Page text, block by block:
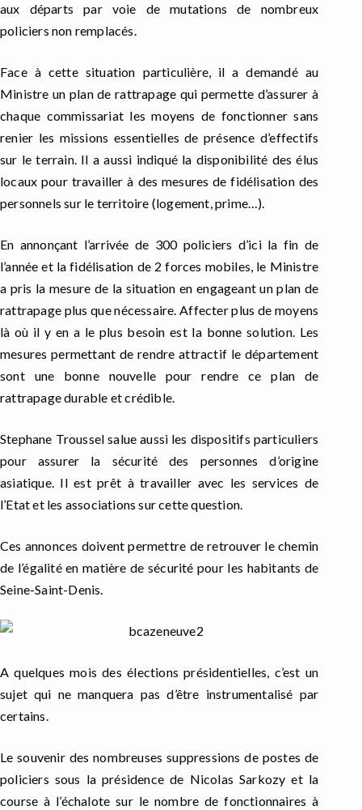
aux départs par voie de mutations de nombreux
policiers non remplacés.
Face à cette situation particulière, il a demandé au
Ministre un plan de rattrapage qui permette d’assurer à
chaque commissariat les moyens de fonctionner sans
renier les missions essentielles de présence d’effectifs
sur le terrain. Il a aussi indiqué la disponibilité des élus
locaux pour travailler à des mesures de fidélisation des
personnels sur le territoire (logement, prime…).
En annonçant l’arrivée de 300 policiers d’ici la fin de
l’année et la fidélisation de 2 forces mobiles, le Ministre
a pris la mesure de la situation en engageant un plan de
rattrapage plus que nécessaire. Affecter plus de moyens
là où il y en a le plus besoin est la bonne solution. Les
mesures permettant de rendre attractif le département
sont une bonne nouvelle pour rendre ce plan de
rattrapage durable et crédible.
Stephane Troussel salue aussi les dispositifs particuliers
pour assurer la sécurité des personnes d’origine
asiatique. Il est prêt à travailler avec les services de
l’Etat et les associations sur cette question.
Ces annonces doivent permettre de retrouver le chemin
de l’égalité en matière de sécurité pour les habitants de
Seine-Saint-Denis.
A quelques mois des élections présidentielles, c’est un
sujet qui ne manquera pas d’être instrumentalisé par
certains.
Le souvenir des nombreuses suppressions de postes de
policiers sous la présidence de Nicolas Sarkozy et la
course à l’échalote sur le nombre de fonctionnaires à